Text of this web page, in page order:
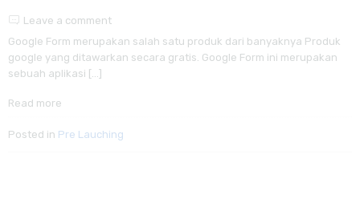
Leave a comment
Google Form merupakan salah satu produk dari banyaknya Produk
google yang ditawarkan secara gratis. Google Form ini merupakan
sebuah aplikasi […]
Read more
Posted in Pre Lauching